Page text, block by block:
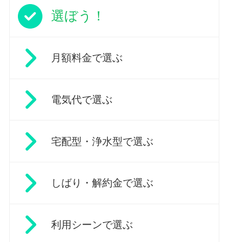
選ぼう！
月額料金で選ぶ
電気代で選ぶ
宅配型・浄水型で選ぶ
しばり・解約金で選ぶ
利用シーンで選ぶ